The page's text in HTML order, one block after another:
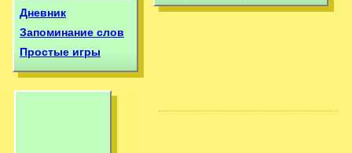
Дневник
Запоминание слов
Простые игры